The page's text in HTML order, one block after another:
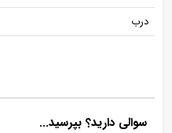
درب
سوالی دارید؟ بپرسید...